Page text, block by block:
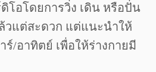
โอโดยการวิ่ง เดิน หรือปั่น
วแต่สะดวก แต่แนะนำให้
ร์/อาทิตย์ เพื่อให้ร่างกายมี